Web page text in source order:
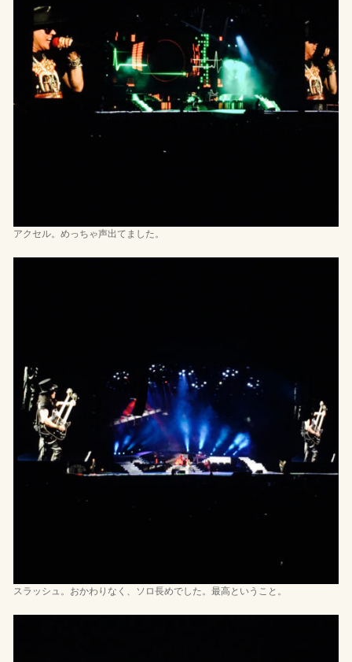
アクセル。めっちゃ声出てました。
スラッシュ。おかわりなく、ソロ長めでした。最高ということ。